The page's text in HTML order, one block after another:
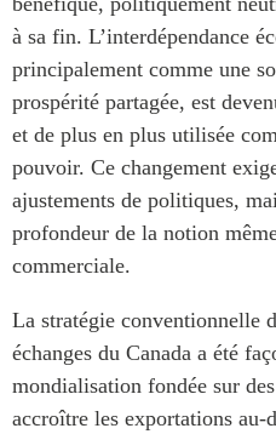
RÉSEAUX
CanWIN
Attachés supérieurs de
recherche
ABLAC
ABAC
APEC
PECC
CSCAP
Partenaires institutionnels
à sa fin. L’interdépendance
principalement comme une
prospérité partagée, est
et de plus en plus utilisée
pouvoir. Ce changement
ajustements de politiques,
profondeur de la notion
commerciale.
La stratégie conventionnelle
échanges du Canada a été
mondialisation fondée sur
accroître les exportations au-